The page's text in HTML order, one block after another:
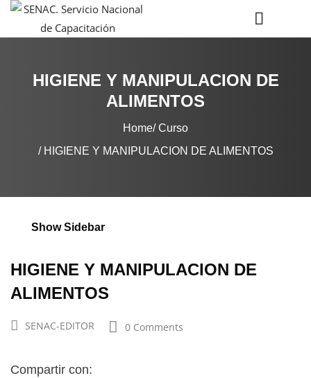
HIGIENE Y MANIPULACION DE
ALIMENTOS
Home Curso
HIGIENE Y MANIPULACION DE ALIMENTOS
Show Sidebar
HIGIENE Y MANIPULACION DE
ALIMENTOS
SENAC-EDITOR 0 Comments
Compartir con: